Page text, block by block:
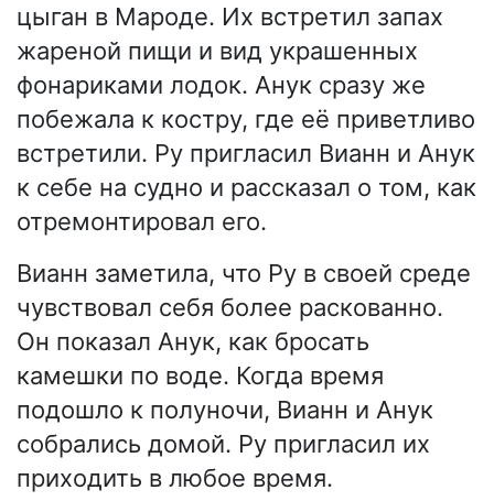
цыган в Мароде. Их встретил запах
жареной пищи и вид украшенных
фонариками лодок. Анук сразу же
побежала к костру, где её приветливо
встретили. Ру пригласил Вианн и Анук
к себе на судно и рассказал о том, как
отремонтировал его.
Вианн заметила, что Ру в своей среде
чувствовал себя более раскованно.
Он показал Анук, как бросать
камешки по воде. Когда время
подошло к полуночи, Вианн и Анук
собрались домой. Ру пригласил их
приходить в любое время.